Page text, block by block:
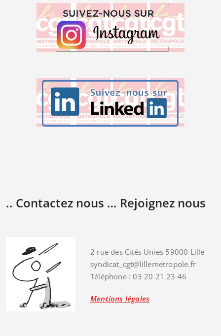
.. Contactez nous … Rejoignez nous
2 rue des Cités Unies 59000 Lille
syndicat_cgt@lillemetropole.fr
Téléphone : 03 20 21 23 46
Mentions légales